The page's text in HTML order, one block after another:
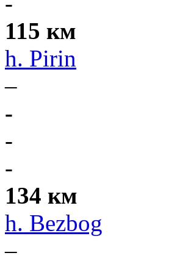
115 км
h. Pirin
–
-
-
-
134 км
h. Bezbog
–